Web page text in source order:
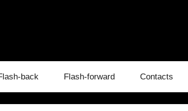
back Flash-forward Contacts